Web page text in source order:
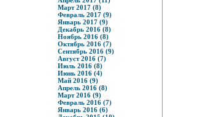
Март 2017 (8)
Февраль 2017 (9)
Январь 2017 (9)
Декабрь 2016 (8)
Ноябрь 2016 (8)
Октябрь 2016 (7)
Сентябрь 2016 (9)
Август 2016 (7)
Июль 2016 (8)
Июнь 2016 (4)
Май 2016 (9)
Апрель 2016 (8)
Март 2016 (9)
Февраль 2016 (7)
Январь 2016 (6)